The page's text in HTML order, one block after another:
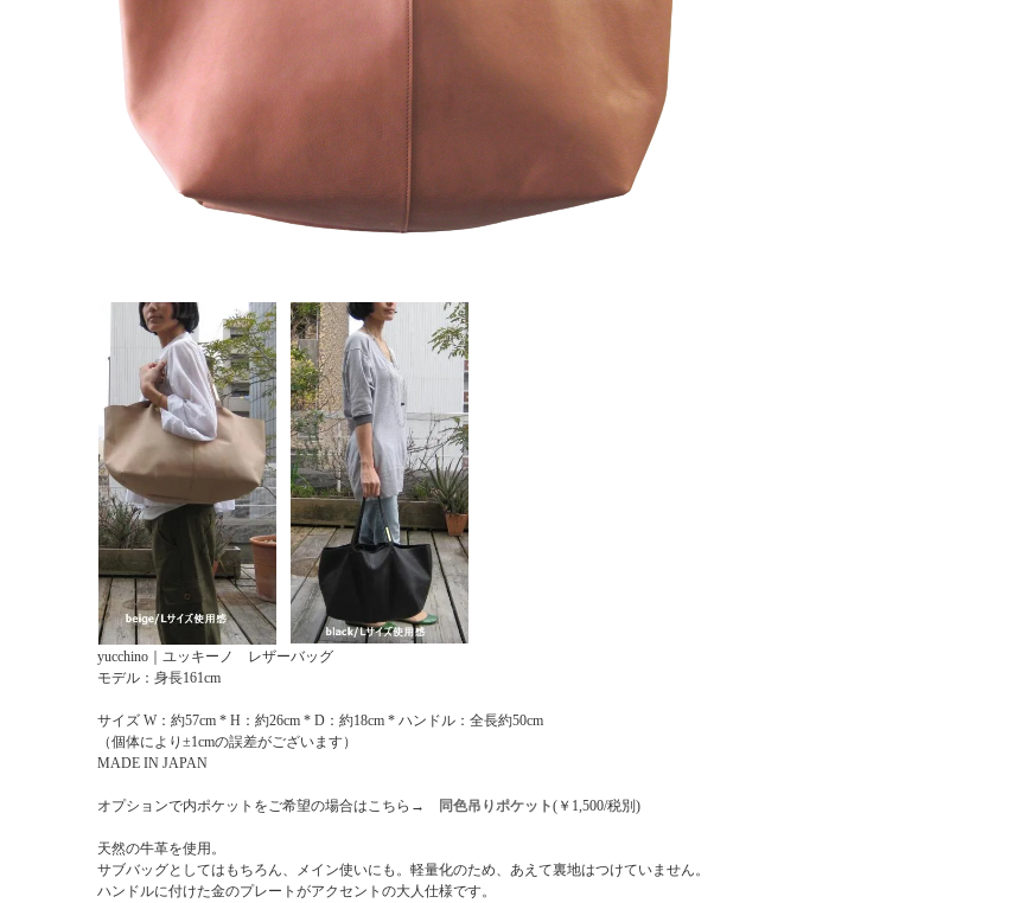
yucchino｜ユッキーノ レザーバッグ
モデル：身長161cm
サイズ W：約57cm * H：約26cm * D：約18cm * ハンドル：全長約50cm
（個体により±1cmの誤差がございます）
MADE IN JAPAN
オプションで内ポケットをご希望の場合はこちら→ 同色吊りポケット(￥1,500/税別)
天然の牛革を使用。
サブバッグとしてはもちろん、メイン使いにも。軽量化のため、あえて裏地はつけていません。
ハンドルに付けた金のプレートがアクセントの大人仕様です。